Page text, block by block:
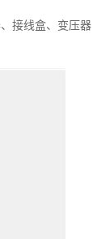
接线盒、变压器